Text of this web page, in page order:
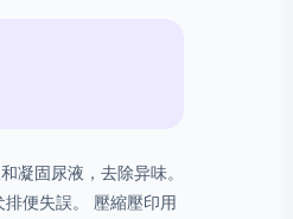
凝固尿液，去除异味。
便失誤。 壓縮壓印用